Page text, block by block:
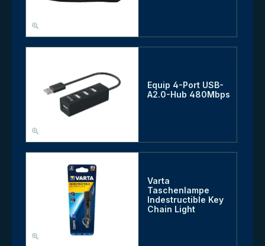
Equip 4-Port USB-
A2.0-Hub 480Mbps
Varta
Taschenlampe
Indestructible Key
Chain Light